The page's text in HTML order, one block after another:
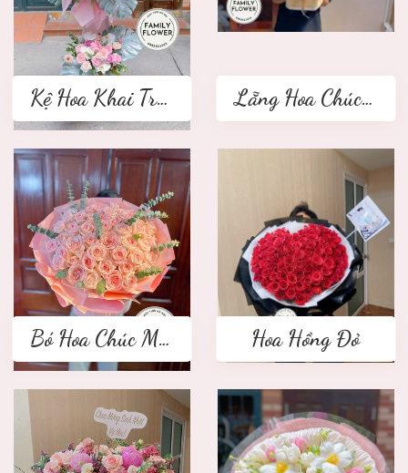
Kệ Hoa Khai Trương 2 tầng Lẵng Hoa Chúc Mừng
Bó Hoa Chúc Mừng Hoa Hồng Đỏ